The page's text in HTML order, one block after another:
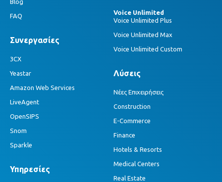
FAQ
Συνεργασίες
3CX
Yeastar
Amazon Web Services
LiveAgent
OpenSIPS
Snom
Sparkle
Υπηρεσίες
Voice Unlimited
Voice Unlimited Plus
Voice Unlimited Max
Voice Unlimited Custom
Λύσεις
Νέες Επιχειρήσεις
Construction
E-Commerce
Finance
Hotels & Resorts
Medical Centers
Real Estate